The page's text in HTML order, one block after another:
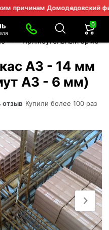
Домодедовский филиал
0
Прямоугольный
А3 - 14 мм
А3 - 6 мм)
отзыв Купили более 100 раз